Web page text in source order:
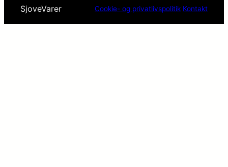
SjoveVarer Cookie- og privatlivspolitik Kontakt